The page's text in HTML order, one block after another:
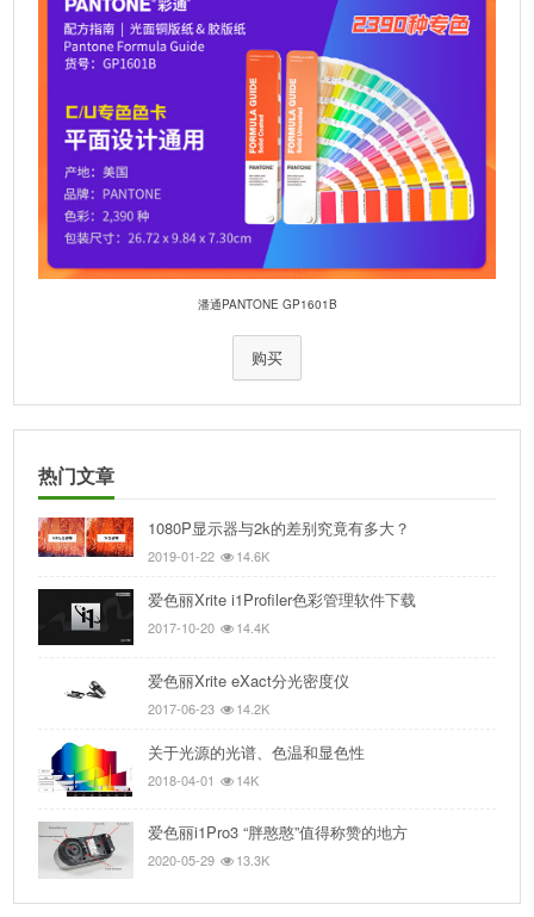
潘通PANTONE GP1601B
购买
热门文章
1080P显示器与2k的差别究竟有多大？
2019-01-22 14.6K
爱色丽Xrite i1Profiler色彩管理软件下载
2017-10-20 14.4K
爱色丽Xrite eXact分光密度仪
2017-06-23 14.2K
关于光源的光谱、色温和显色性
2018-04-01 14K
爱色丽i1Pro3 “胖憨憨”值得称赞的地方
2020-05-29 13.3K